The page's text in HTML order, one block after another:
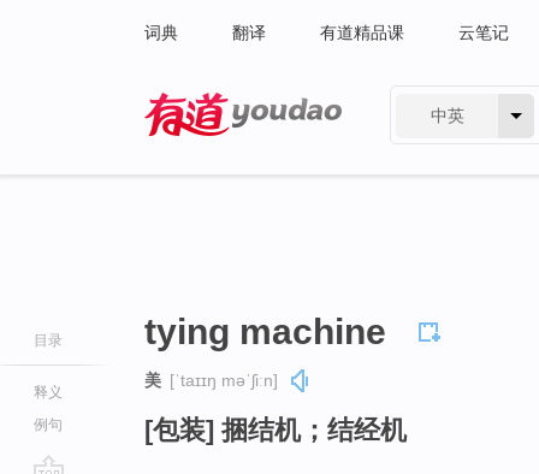
词典 翻译 有道精品课 云笔记
中英
目录
释义
例句
tying machine
美 [ˈtaɪɪŋ məˈʃiːn]
[包装] 捆结机；结经机